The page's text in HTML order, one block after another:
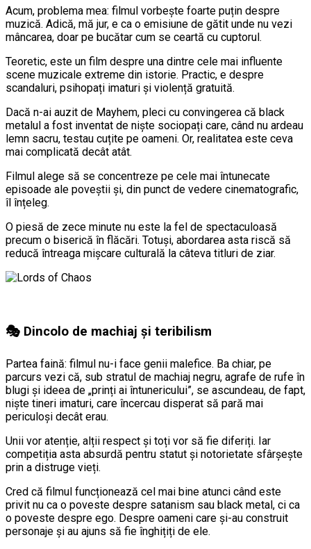
Acum, problema mea: filmul vorbește foarte puțin despre
muzică. Adică, mă jur, e ca o emisiune de gătit unde nu vezi
mâncarea, doar pe bucătar cum se ceartă cu cuptorul.
Teoretic, este un film despre una dintre cele mai influente
scene muzicale extreme din istorie. Practic, e despre
scandaluri, psihopați imaturi și violență gratuită.
Dacă n-ai auzit de Mayhem, pleci cu convingerea că black
metalul a fost inventat de niște sociopați care, când nu ardeau
lemn sacru, testau cuțite pe oameni. Or, realitatea este ceva
mai complicată decât atât.
Filmul alege să se concentreze pe cele mai întunecate
episoade ale poveștii și, din punct de vedere cinematografic,
îl înțeleg.
O piesă de zece minute nu este la fel de spectaculoasă
precum o biserică în flăcări. Totuși, abordarea asta riscă să
reducă întreaga mișcare culturală la câteva titluri de ziar.
🎭 Dincolo de machiaj și teribilism
Partea faină: filmul nu-i face genii malefice. Ba chiar, pe
parcurs vezi că, sub stratul de machiaj negru, agrafe de rufe în
blugi și ideea de „prinți ai întunericului”, se ascundeau, de fapt,
niște tineri imaturi, care încercau disperat să pară mai
periculoși decât erau.
Unii vor atenție, alții respect și toți vor să fie diferiți. Iar
competiția asta absurdă pentru statut și notorietate sfârșește
prin a distruge vieți.
Cred că filmul funcționează cel mai bine atunci când este
privit nu ca o poveste despre satanism sau black metal, ci ca
o poveste despre ego. Despre oameni care și-au construit
personaje și au ajuns să fie înghițiți de ele.